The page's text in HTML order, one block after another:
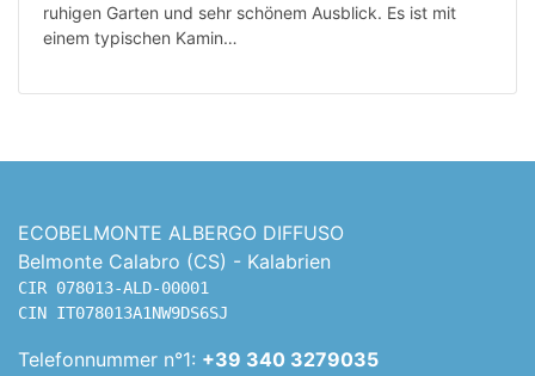
ruhigen Garten und sehr schönem Ausblick. Es ist mit
einem typischen Kamin…
ECOBELMONTE ALBERGO DIFFUSO
Belmonte Calabro (CS) - Kalabrien
CIR 078013-ALD-00001
CIN IT078013A1NW9DS6SJ
Telefonnummer n°1: +39 340 3279035